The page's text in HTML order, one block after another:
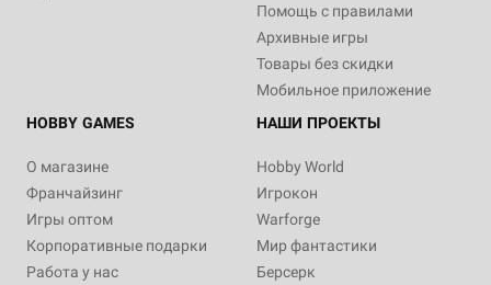
Помощь с правилами
Архивные игры
Товары без скидки
Мобильное приложение
HOBBY GAMES
О магазине
Франчайзинг
Игры оптом
Корпоративные подарки
Работа у нас
НАШИ ПРОЕКТЫ
Hobby World
Игрокон
Warforge
Мир фантастики
Берсерк